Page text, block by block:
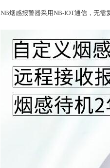
NB烟感报警器采用NB-IOT通信，无